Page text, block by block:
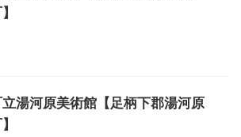
立湯河原美術館【足柄下郡湯河原